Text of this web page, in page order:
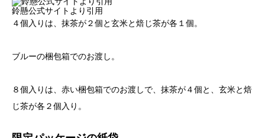
鈴懸公式サイトより引用
４個入りは、抹茶が２個と玄米と焙じ茶が各１個。
ブルーの梱包箱でのお渡し。
８個入りは、赤い梱包箱でのお渡しで、抹茶が４個と、玄米と焙
じ茶が各２個入り。